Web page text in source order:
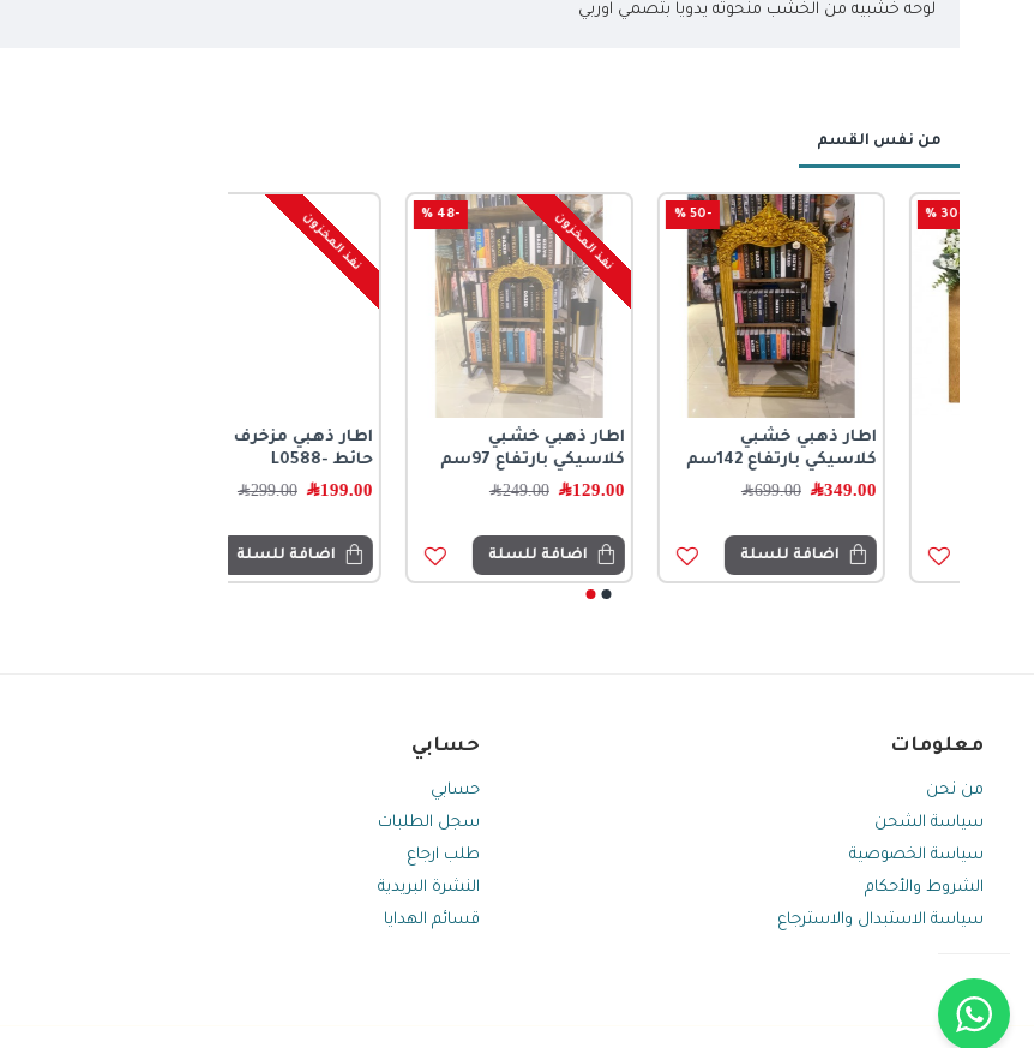
لوحه خشبيه من الخشب منحوته يدويا بتصمي اوربي
من نفس القسم
-50 %
اطار ذهبي خشبي
كلاسيكي بارتفاع 142سم
699.00﷼
اضافة للسلة
-48 % نفذ المخزون
اطار ذهبي خشبي
كلاسيكي بارتفاع 97سم
249.00 ﷼
اضافة للسلة
-33 % نفذ المخزون
اطار ذهبي مزخرف لتعليق
حائط -L0588
299.00 ﷼
اضافة للسلة
معلومات
من نحن
سياسة الشحن
سياسة الخصوصية
الشروط والأحكام
سياسة الاستبدال والاسترجاع
حسابي
حسابي
سجل الطلبات
طلب ارجاع
النشرة البريدية
قسائم الهدايا